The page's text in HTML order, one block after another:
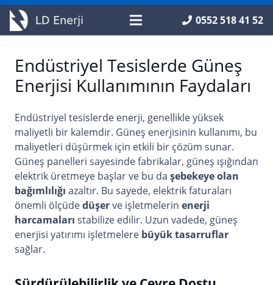
0552 518 41 52
Endüstriyel Tesislerde Güneş
Enerjisi Kullanımının Faydaları
Endüstriyel tesislerde enerji, genellikle yüksek
maliyetli bir kalemdir. Güneş enerjisinin kullanımı, bu
maliyetleri düşürmek için etkili bir çözüm sunar.
Güneş panelleri sayesinde fabrikalar, güneş ışığından
elektrik üretmeye başlar ve bu da şebekeye olan
bağımlılığı azaltır. Bu sayede, elektrik faturaları
önemli ölçüdedüşerve işletmelerin enerji
harcamaları stabilize edilir. Uzun vadede, güneş
enerjisi yatırımı işletmelere büyük tasarruflar
sağlar.